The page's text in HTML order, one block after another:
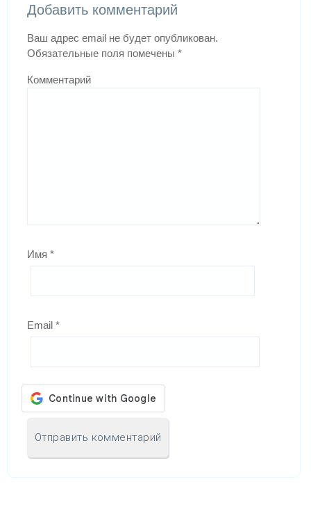
Добавить комментарий
Ваш адрес email не будет опубликован.
Обязательные поля помечены *
Комментарий
Имя *
Email *